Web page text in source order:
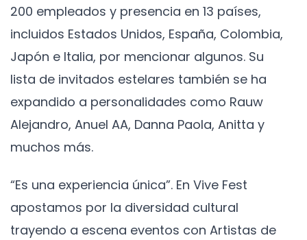
200 empleados y presencia en 13 países,
incluidos Estados Unidos, España, Colombia,
Japón e Italia, por mencionar algunos. Su
lista de invitados estelares también se ha
expandido a personalidades como Rauw
Alejandro, Anuel AA, Danna Paola, Anitta y
muchos más.
“Es una experiencia única”. En Vive Fest
apostamos por la diversidad cultural
trayendo a escena eventos con Artistas de